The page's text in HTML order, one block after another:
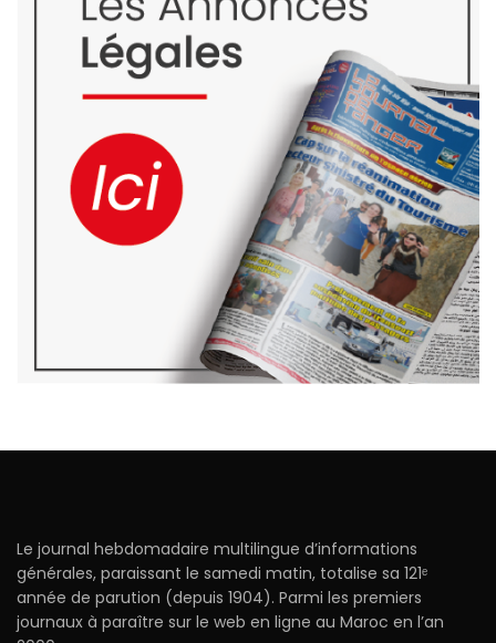
Le journal hebdomadaire multilingue d’informations
générales, paraissant le samedi matin, totalise sa 121ᵉ
année de parution (depuis 1904). Parmi les premiers
journaux à paraître sur le web en ligne au Maroc en l’an